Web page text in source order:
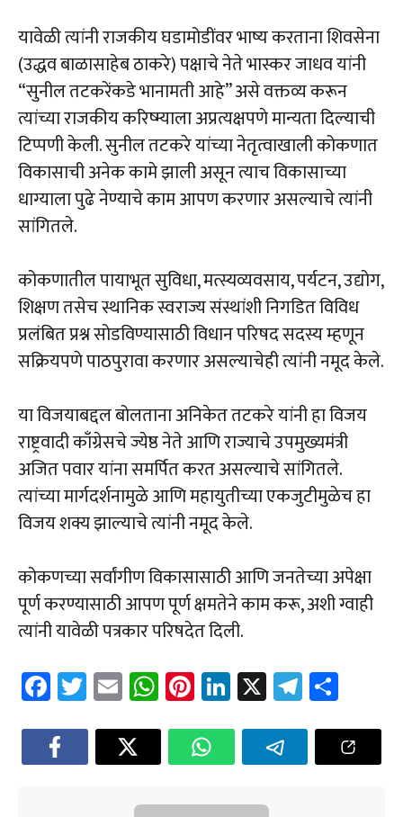
यावेळी त्यांनी राजकीय घडामोडींवर भाष्य करताना शिवसेना
(उद्धव बाळासाहेब ठाकरे) पक्षाचे नेते भास्कर जाधव यांनी
“सुनील तटकरेंकडे भानामती आहे” असे वक्तव्य करून
त्यांच्या राजकीय करिष्म्याला अप्रत्यक्षपणे मान्यता दिल्याची
टिप्पणी केली. सुनील तटकरे यांच्या नेतृत्वाखाली कोकणात
विकासाची अनेक कामे झाली असून त्याच विकासाच्या
धाग्याला पुढे नेण्याचे काम आपण करणार असल्याचे त्यांनी
सांगितले.
कोकणातील पायाभूत सुविधा, मत्स्यव्यवसाय, पर्यटन, उद्योग,
शिक्षण तसेच स्थानिक स्वराज्य संस्थांशी निगडित विविध
प्रलंबित प्रश्न सोडविण्यासाठी विधान परिषद सदस्य म्हणून
सक्रियपणे पाठपुरावा करणार असल्याचेही त्यांनी नमूद केले.
या विजयाबद्दल बोलताना अनिकेत तटकरे यांनी हा विजय
राष्ट्रवादी काँग्रेसचे ज्येष्ठ नेते आणि राज्याचे उपमुख्यमंत्री
अजित पवार यांना समर्पित करत असल्याचे सांगितले.
त्यांच्या मार्गदर्शनामुळे आणि महायुतीच्या एकजुटीमुळेच हा
विजय शक्य झाल्याचे त्यांनी नमूद केले.
कोकणच्या सर्वांगीण विकासासाठी आणि जनतेच्या अपेक्षा
पूर्ण करण्यासाठी आपण पूर्ण क्षमतेने काम करू, अशी ग्वाही
त्यांनी यावेळी पत्रकार परिषदेत दिली.
Fa
ce
b
o
T
wi
tt
er
E
m
ail
W
h
at
sA
p
Pi
nt
er
es
t
Li
nk
e
dI
n
X Te
le
gr
a
e